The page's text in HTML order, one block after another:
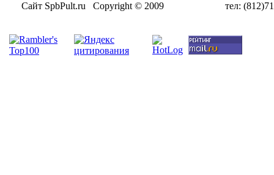
Сайт SpbPult.ru Copyright © 2009 тел: (812)716-